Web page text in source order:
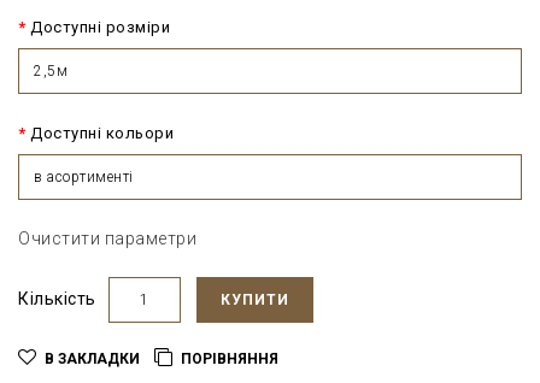
Доступні розміри
2,5м
Доступні кольори
в асортименті
Очистити параметри
Кількість КУПИТИ
В ЗАКЛАДКИ ПОРІВНЯННЯ